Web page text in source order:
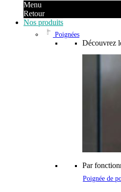
Menu
Retour
Nos produits
Poignées
Découvrez
Par
Poignée de